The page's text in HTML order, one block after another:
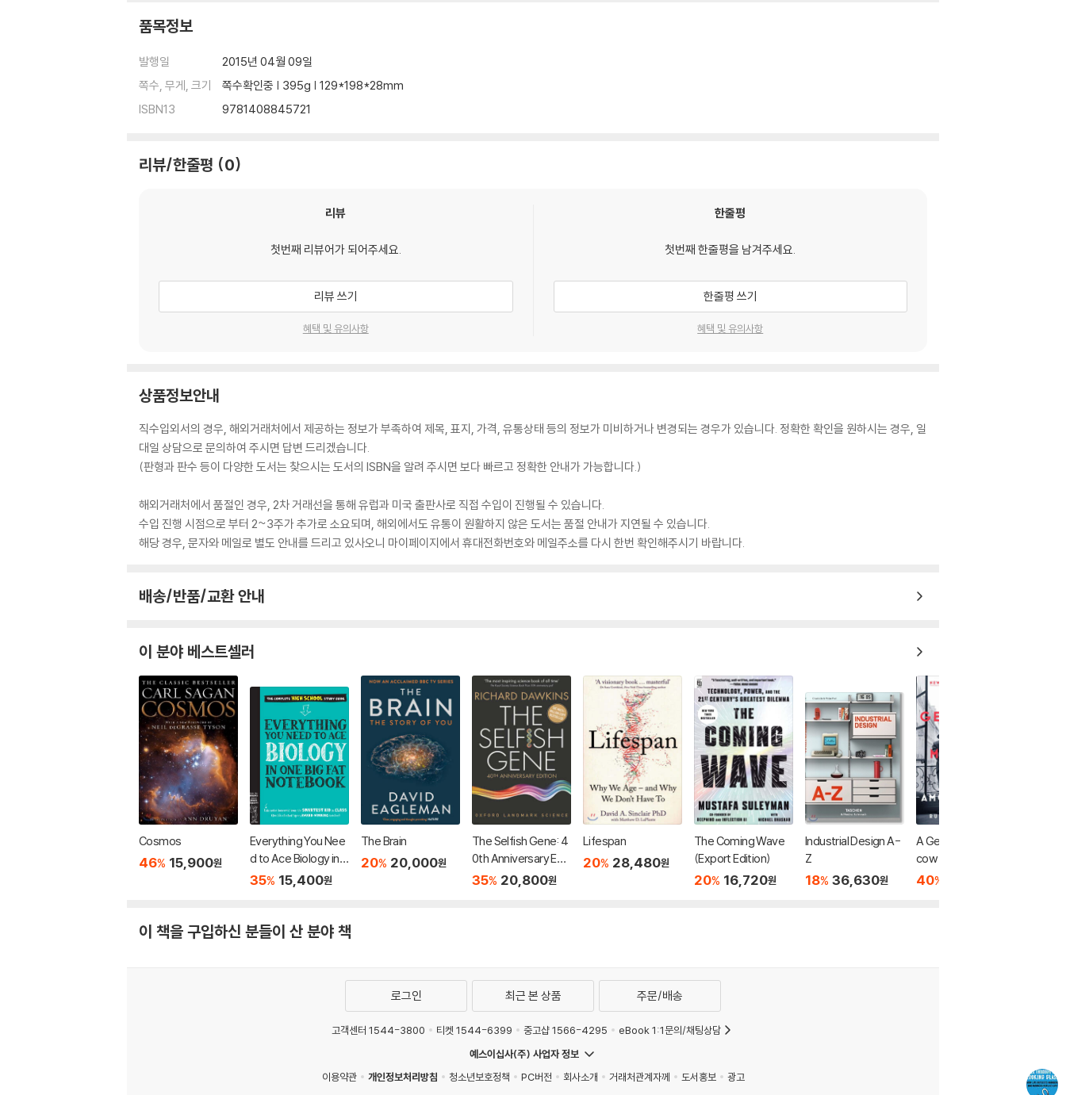
품목정보
발행일
2015년 04월 09일
쪽수, 무게, 크기
쪽수확인중 | 395g | 129*198*28mm
ISBN13
9781408845721
리뷰/한줄평 0
리뷰
첫번째 리뷰어가 되어주세요.
리뷰 쓰기
혜택 및 유의사항
한줄평
첫번째 한줄평을 남겨주세요.
한줄평 쓰기
혜택 및 유의사항
상품정보안내
직수입외서의 경우, 해외거래처에서 제공하는 정보가 부족하여 제목, 표지, 가격, 유통상태 등의 정보가 미비하거나 변경되는 경우가 있습니다. 정확한 확인을 원하시는 경우, 일
대일 상담으로 문의하여 주시면 답변 드리겠습니다.
(판형과 판수 등이 다양한 도서는 찾으시는 도서의 ISBN을 알려 주시면 보다 빠르고 정확한 안내가 가능합니다.)
해외거래처에서 품절인 경우, 2차 거래선을 통해 유럽과 미국 출판사로 직접 수입이 진행될 수 있습니다.
수입 진행 시점으로 부터 2~3주가 추가로 소요되며, 해외에서도 유통이 원활하지 않은 도서는 품절 안내가 지연될 수 있습니다.
해당 경우, 문자와 메일로 별도 안내를 드리고 있사오니 마이페이지에서 휴대전화번호와 메일주소를 다시 한번 확인해주시기 바랍니다.
배송/반품/교환 안내
이 분야 베스트셀러
Cosmos
46% 15,900원
Everything You Nee
d to Ace Biology in
One Big Fat Notebo
35% 15,400원
The Brain
20% 20,000원
The Selfish Gene: 4
0th Anniversary Edit
ion
35% 20,800원
Lifespan
20% 28,480원
The Coming Wave
(Export Edition)
20% 16,720원
Industrial Design A-
Z
18% 36,630원
A Gentleman in Mos
cow 파라마운트+ 드
라마 「모스크바의 신
40%
이 책을 구입하신 분들이 산 분야 책
로그인 최근 본 상품 주문/배송
고객센터 1544-3800 티켓 1544-6399 중고샵 1566-4295
eBook 1:1문의/채팅상담
예스이십사(주) 사업자 정보
이용약관
개인정보처리방침 청소년보호정책 PC버전 회사소개 거래처관계자께 도서홍보 광고